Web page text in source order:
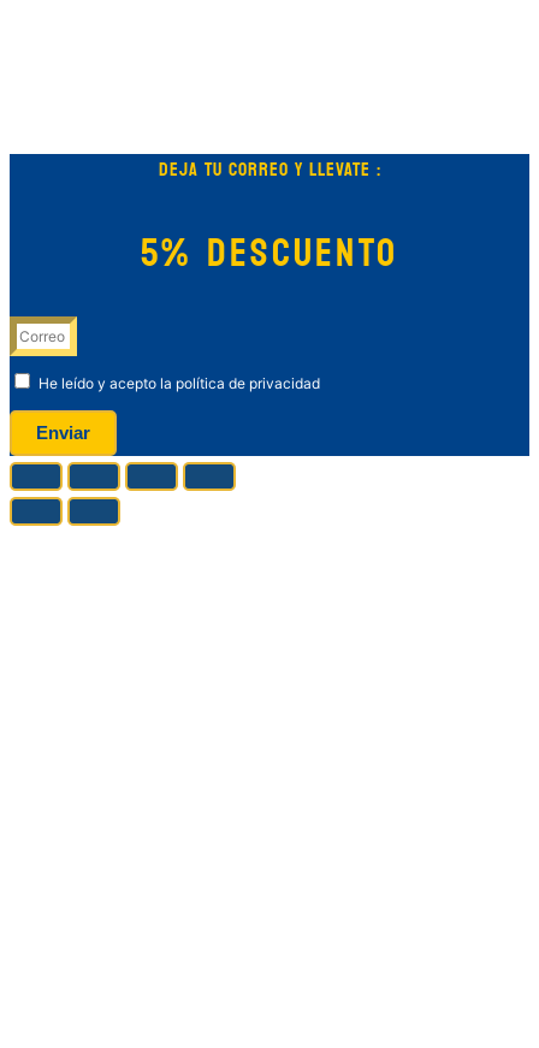
DEJA TU CORREO Y LLEVATE :
5% DESCUENTO
He leído y acepto la política de privacidad
Enviar